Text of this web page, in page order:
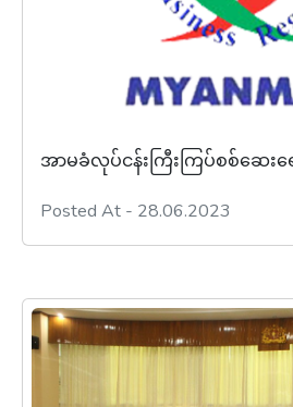
အာမခံလုပ်ငန်းကြီးကြပ်စစ်ဆေးရ
Posted At - 28.06.2023